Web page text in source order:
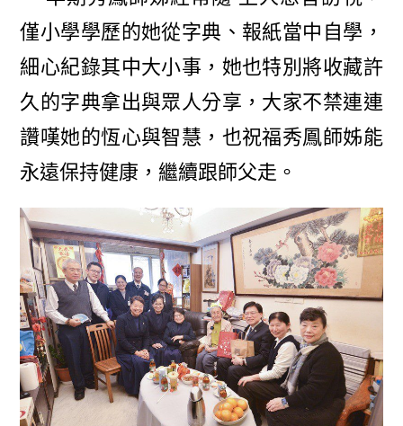
僅小學學歷的她從字典、報紙當中自學，
細心紀錄其中大小事，她也特別將收藏許
久的字典拿出與眾人分享，大家不禁連連
讚嘆她的恆心與智慧，也祝福秀鳳師姊能
永遠保持健康，繼續跟師父走。